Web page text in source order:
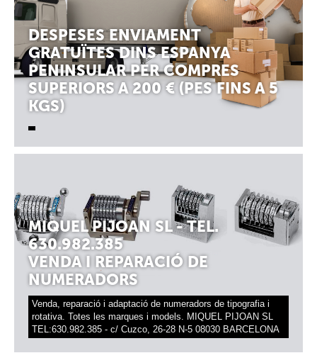
DESPESES ENVIAMENT
GRATUÏTES DINS ESPANYA
PENINSULAR PER COMPRES
SUPERIORS A 200 € (PES FINS A 5
KGS)
MIQUEL PIJOAN SL - TEL.
630.982.385
VENDA I REPARACIÓ DE
NUMERADORS
Venda, reparació i adaptació de numeradors de tipografia i
rotativa. Totes les marques i models. MIQUEL PIJOAN SL
TEL:630.982.385 - c/ Cuzco, 26-28 N-5 08030 BARCELONA